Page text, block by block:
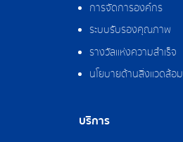
การจัดการองค์กร
ระบบรับรองคุณภาพ
รางวัลแห่งความสำเร็จ
นโยบายด้านสิ่งแวดล้อม
บริการ